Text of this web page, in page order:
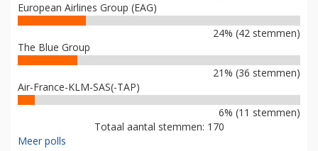
European Airlines Group (EAG)
24% (42 stemmen)
The Blue Group
21% (36 stemmen)
Air-France-KLM-SAS(-TAP)
6% (11 stemmen)
Totaal aantal stemmen: 170
Meer polls